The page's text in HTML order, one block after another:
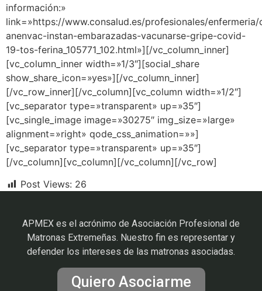
información:»
link=»https://www.consalud.es/profesionales/
anenvac-instan-embarazadas-vacunarse-gripe-covid-
19-tos-ferina_105771_102.html»][/vc_column_inner]
[vc_column_inner width=»1/3″][social_share
show_share_icon=»yes»][/vc_column_inner]
[/vc_row_inner][/vc_column][vc_column width=»1/2″]
[vc_separator type=»transparent» up=»35″]
[vc_single_image image=»30275″ img_size=»large»
alignment=»right» qode_css_animation=»»]
[vc_separator type=»transparent» up=»35″]
[/vc_column][vc_column][/vc_column][/vc_row]
Post Views: 26
APMEX es el acrónimo de Asociación Profesional de
Matronas Extremeñas. Nuestro fin es representar y
defender los intereses de las matronas asociadas.
Quiero Asociarme